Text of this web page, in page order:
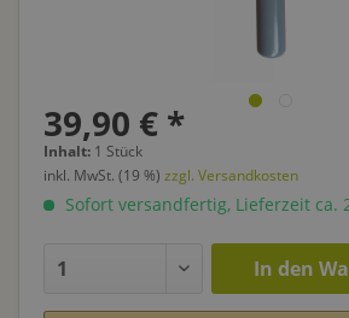
39,90 € *
Inhalt: 1 Stück
inkl. MwSt. (19 %) zzgl. Versandkosten
Sofort versandfertig, Lieferzeit ca.
In den